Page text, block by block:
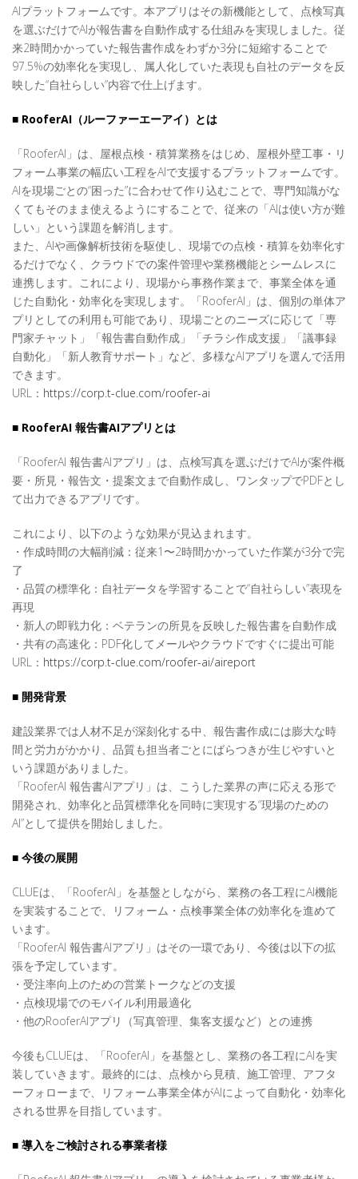
AIプラットフォームです。本アプリはその新機能として、点検写真
を選ぶだけでAIが報告書を自動作成する仕組みを実現しました。従
来2時間かかっていた報告書作成をわずか3分に短縮することで
97.5%の効率化を実現し、属人化していた表現も自社のデータを反
映した“自社らしい”内容で仕上げます。
■ RooferAI（ルーファーエーアイ）とは
「RooferAI」は、屋根点検・積算業務をはじめ、屋根外壁工事・リ
フォーム事業の幅広い工程をAIで支援するプラットフォームです。
AIを現場ごとの“困った”に合わせて作り込むことで、専門知識がな
くてもそのまま使えるようにすることで、従来の「AIは使い方が難
しい」という課題を解消します。
また、AIや画像解析技術を駆使し、現場での点検・積算を効率化す
るだけでなく、クラウドでの案件管理や業務機能とシームレスに
連携します。これにより、現場から事務作業まで、事業全体を通
じた自動化・効率化を実現します。「RooferAI」は、個別の単体ア
プリとしての利用も可能であり、現場ごとのニーズに応じて「専
門家チャット」「報告書自動作成」「チラシ作成支援」「議事録
自動化」「新人教育サポート」など、多様なAIアプリを選んで活用
できます。
URL： https://corp.t-clue.com/roofer-ai
■ RooferAI 報告書AIアプリとは
「RooferAI 報告書AIアプリ」は、点検写真を選ぶだけでAIが案件概
要・所見・報告文・提案文まで自動作成し、ワンタップでPDFとし
て出力できるアプリです。
これにより、以下のような効果が見込まれます。
・作成時間の大幅削減：従来1〜2時間かかっていた作業が3分で完
了
・品質の標準化：自社データを学習することで“自社らしい”表現を
再現
・新人の即戦力化：ベテランの所見を反映した報告書を自動作成
・共有の高速化：PDF化してメールやクラウドですぐに提出可能
URL： https://corp.t-clue.com/roofer-ai/aireport
■ 開発背景
建設業界では人材不足が深刻化する中、報告書作成には膨大な時
間と労力がかかり、品質も担当者ごとにばらつきが生じやすいと
いう課題がありました。
「RooferAI 報告書AIアプリ」は、こうした業界の声に応える形で
開発され、効率化と品質標準化を同時に実現する“現場のための
AI”として提供を開始しました。
■ 今後の展開
CLUEは、「RooferAI」を基盤としながら、業務の各工程にAI機能
を実装することで、リフォーム・点検事業全体の効率化を進めて
います。
「RooferAI 報告書AIアプリ」はその一環であり、今後は以下の拡
張を予定しています。
・受注率向上のための営業トークなどの支援
・点検現場でのモバイル利用最適化
・他のRooferAIアプリ（写真管理、集客支援など）との連携
今後もCLUEは、「RooferAI」を基盤とし、業務の各工程にAIを実
装していきます。最終的には、点検から見積、施工管理、アフタ
ーフォローまで、リフォーム事業全体がAIによって自動化・効率化
される世界を目指しています。
■ 導入をご検討される事業者様